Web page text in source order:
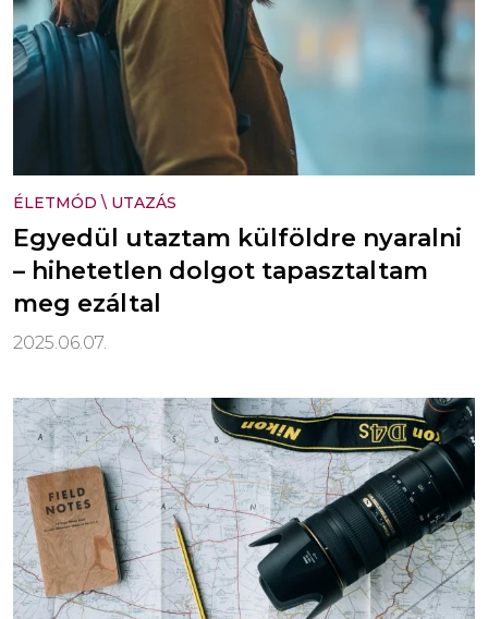
ÉLETMÓD \ UTAZÁS
Egyedül utaztam külföldre nyaralni
– hihetetlen dolgot tapasztaltam
meg ezáltal
2025.06.07.